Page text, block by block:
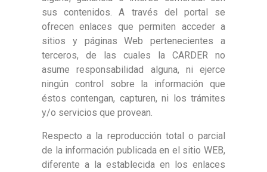
sus contenidos. A través del portal se
ofrecen enlaces que permiten acceder a
sitios y páginas Web pertenecientes a
terceros, de las cuales la CARDER no
asume responsabilidad alguna, ni ejerce
ningún control sobre la información que
éstos contengan, capturen, ni los trámites
y/o servicios que provean.
Respecto a la reproducción total o parcial
de la información publicada en el sitio WEB,
diferente a la establecida en los enlaces